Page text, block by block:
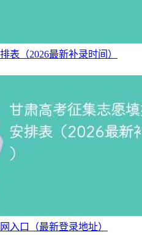
表（2026最新补录时间）
入口（最新登录地址）